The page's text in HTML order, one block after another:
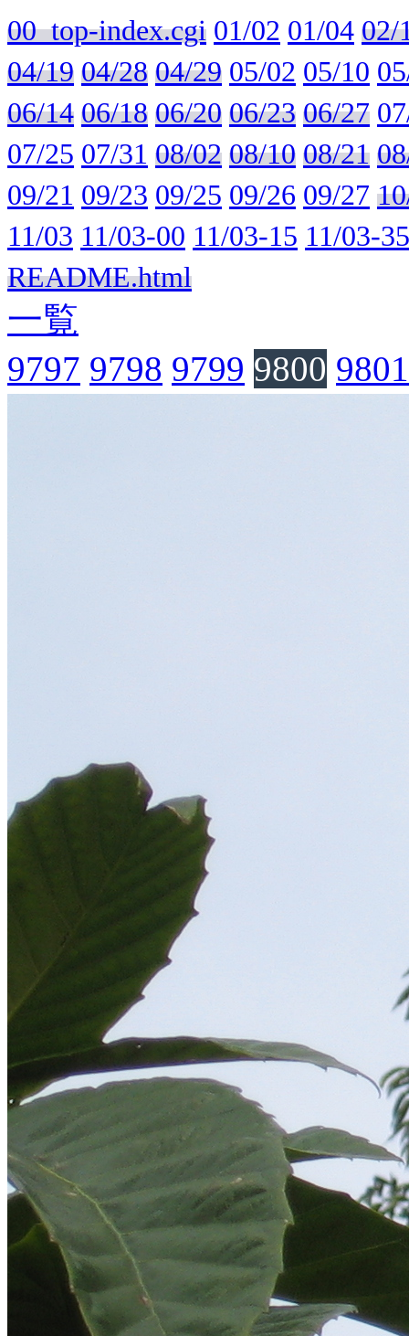
00_top-index.cgi 01/02 01/04 02/
04/19 04/28 04/29 05/02 05/10
06/14 06/18 06/20 06/23 06/27
07/25 07/31 08/02 08/10 08/21
09/21 09/23 09/25 09/26 09/27
11/03 11/03-00 11/03-15 11/03-35
README.html
一覧
9797 9798 9799 9800 9801